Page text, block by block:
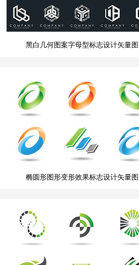
黑白几何图案字母型标志设计矢量图
椭圆形图形变形效果标志设计矢量图